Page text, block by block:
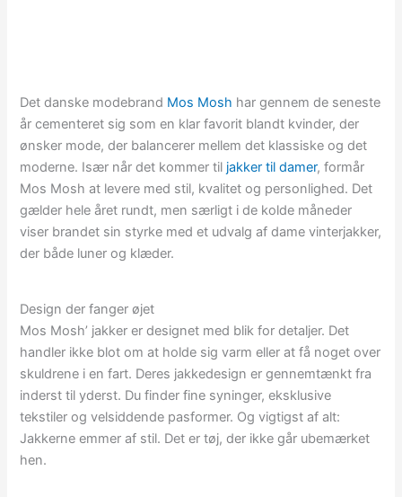
Det danske modebrand Mos Mosh har gennem de seneste
år cementeret sig som en klar favorit blandt kvinder, der
ønsker mode, der balancerer mellem det klassiske og det
moderne. Især når det kommer til jakker til damer, formår
Mos Mosh at levere med stil, kvalitet og personlighed. Det
gælder hele året rundt, men særligt i de kolde måneder
viser brandet sin styrke med et udvalg af dame vinterjakker,
der både luner og klæder.
Design der fanger øjet
Mos Mosh’ jakker er designet med blik for detaljer. Det
handler ikke blot om at holde sig varm eller at få noget over
skuldrene i en fart. Deres jakkedesign er gennemtænkt fra
inderst til yderst. Du finder fine syninger, eksklusive
tekstiler og velsiddende pasformer. Og vigtigst af alt:
Jakkerne emmer af stil. Det er tøj, der ikke går ubemærket
hen.